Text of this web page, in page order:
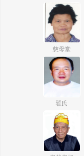
慈母堂
翟氏